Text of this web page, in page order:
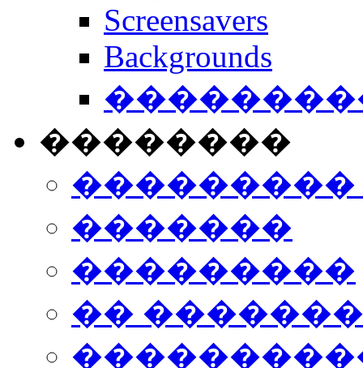
Screensavers
Backgrounds
��������
���������
�������
���������
��